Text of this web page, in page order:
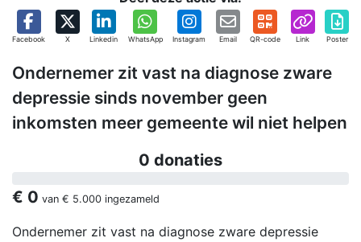
Facebook X Linkedin WhatsApp Instagram Email QR-code Link Poster
Ondernemer zit vast na diagnose zware
depressie sinds november geen
inkomsten meer gemeente wil niet helpen
0 donaties
€ 0 van € 5.000 ingezameld
Ondernemer zit vast na diagnose zware depressie